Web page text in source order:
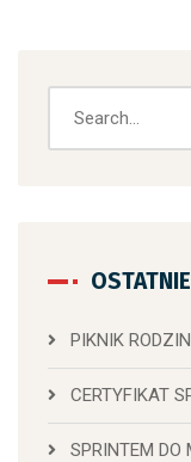
PIKNIK
CERTYFIKAT
SPRINTEM DO